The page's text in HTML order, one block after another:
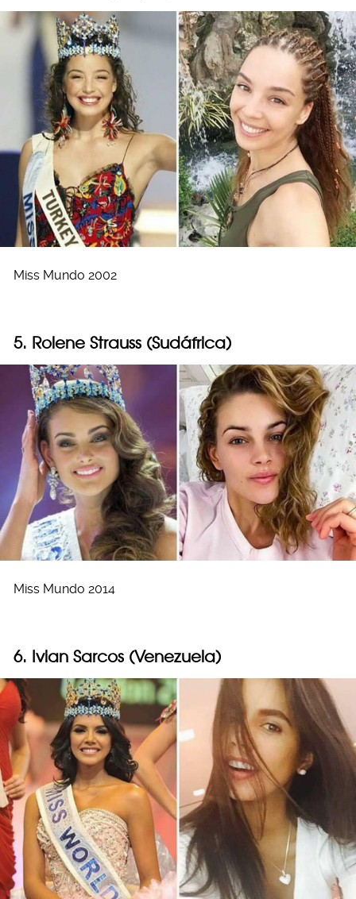
Miss Mundo 2002
5. Rolene Strauss (Sudáfrica)
Miss Mundo 2014
6. Ivian Sarcos (Venezuela)